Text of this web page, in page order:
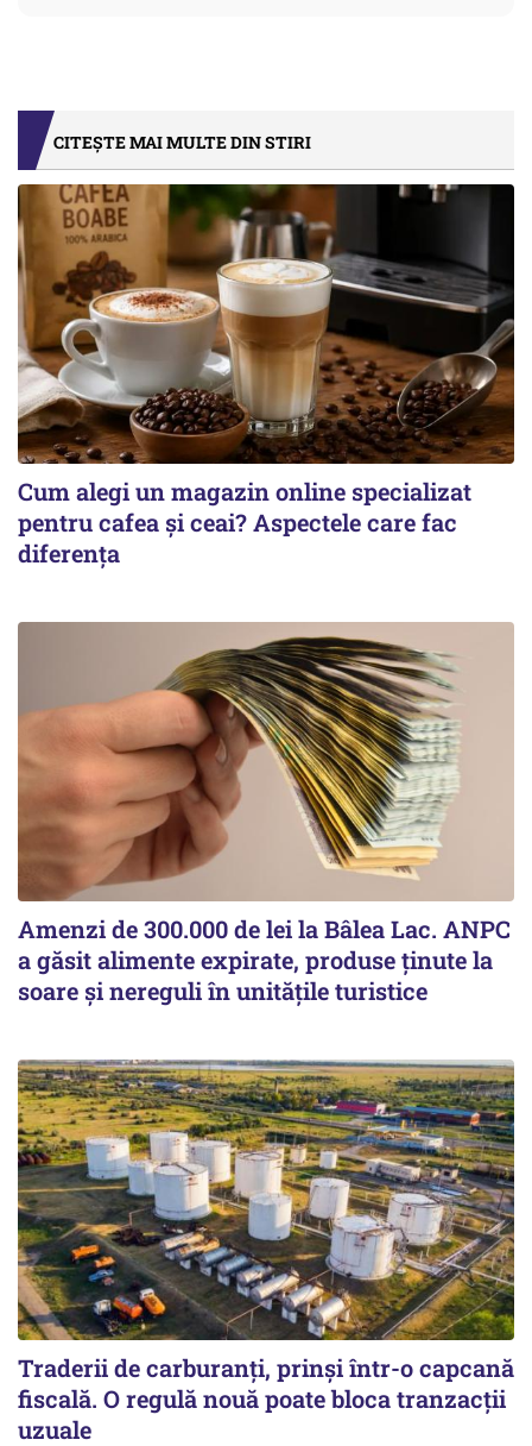
CITEȘTE MAI MULTE DIN STIRI
Cum alegi un magazin online specializat
pentru cafea și ceai? Aspectele care fac
diferența
Amenzi de 300.000 de lei la Bâlea Lac. ANPC
a găsit alimente expirate, produse ținute la
soare și nereguli în unitățile turistice
Traderii de carburanți, prinși într-o capcană
fiscală. O regulă nouă poate bloca tranzacții
uzuale